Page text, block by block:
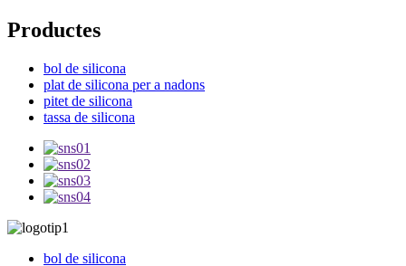
Productes
bol de silicona
plat de silicona per a nadons
pitet de silicona
tassa de silicona
bol de silicona